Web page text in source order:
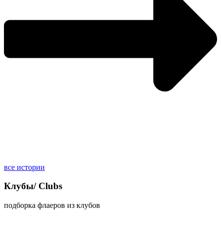
все истории
Клубы/Clubs
подборка флаеров из клубов